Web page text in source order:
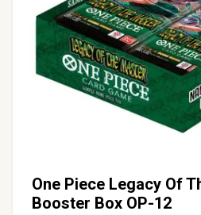
One Piece Legacy Of
Booster Box OP-12